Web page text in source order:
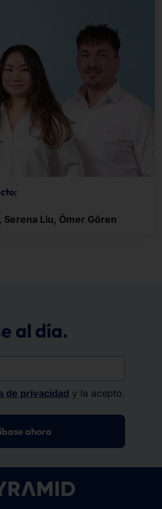
Liu, Ömer Gören
al día.
de privacidad y la acepto.
ahora